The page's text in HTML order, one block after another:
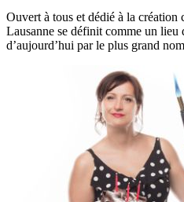
Ouvert à tous et dédié à la
Lausanne se définit comme un lieu
d’aujourd’hui par le plus grand